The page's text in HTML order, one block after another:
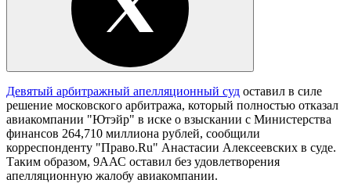
Девятый арбитражный апелляционный суд оставил в силе
решение московского арбитража, который полностью отказал
авиакомпании "Ютэйр" в иске о взыскании с Министерства
финансов 264,710 миллиона рублей, сообщили
корреспонденту "Право.Ru" Анастасии Алексеевских в суде.
Таким образом, 9ААС оставил без удовлетворения
апелляционную жалобу авиакомпании.